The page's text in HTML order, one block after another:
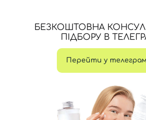
БЕЗКОШТОВНА
ПІДБОРУ В
Перейти у телеграм
Відправляючи форму для авторизації/
приймаєте умовиУгоди користувача
Увійти за допомогою e-